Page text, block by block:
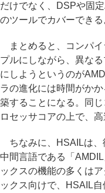
だけでなく、DSPや固
のツールでカバーできる
まとめると、コンパイ
プルにしながら、異な
にしようというのが
ラの進化には時間がか
築することになる。同
ロセッサコアの上で、
ちなみに、HSAILは、
中間言語である「
ックスの機能の多くは
ックス向けで、HSAIL